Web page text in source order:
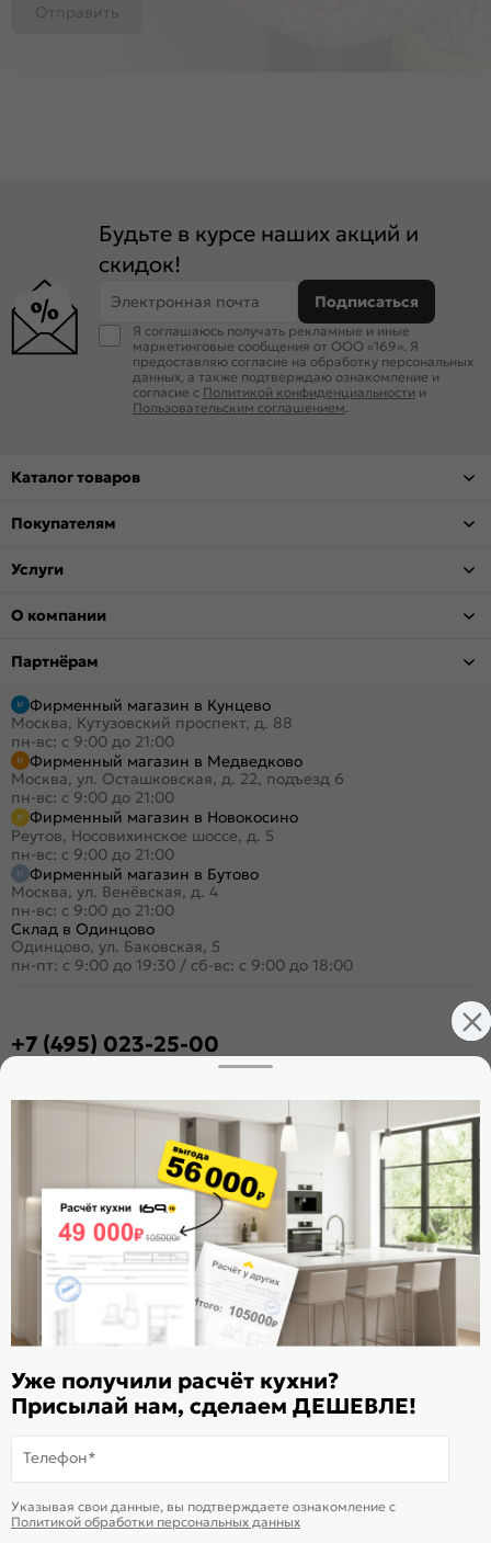
Отправить
Будьте в курсе наших акций и
скидок!
Электронная почта Подписаться
Я соглашаюсь получать рекламные и иные
маркетинговые сообщения от ООО «169». Я
предоставляю согласие на обработку персональных
данных, а также подтверждаю ознакомление и
согласие с Политикой конфиденциальности и
Пользовательским соглашением.
Каталог товаров
Покупателям
Услуги
О компании
Партнёрам
Фирменный магазин в Кунцево
Москва, Кутузовский проспект, д. 88
пн-вс: с 9:00 до 21:00
Фирменный магазин в Медведково
Москва, ул. Осташковская, д. 22, подъезд 6
пн-вс: с 9:00 до 21:00
Фирменный магазин в Новокосино
Реутов, Носовихинское шоссе, д. 5
пн-вс: с 9:00 до 21:00
Фирменный магазин в Бутово
Москва, ул. Венёвская, д. 4
пн-вс: с 9:00 до 21:00
Склад в Одинцово
Одинцово, ул. Баковская, 5
пн-пт: с 9:00 до 19:30 / сб-вс: с 9:00 до 18:00
+7 (495) 023-25-00
Стать дилером
Расскажите о нас
Поделиться
Оцените магазин
ИКС 1180
© 2015—2026 Интернет-магазин мебели Mebel169.ru
Пользовательское соглашение
Карта сайта
технологии
Уже получили расчёт кухни?
Присылай нам, сделаем ДЕШЕВЛЕ!
Телефон*
Указывая свои данные, вы подтверждаете ознакомление c
Политикой обработки персональных данных